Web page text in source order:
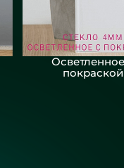
покраской